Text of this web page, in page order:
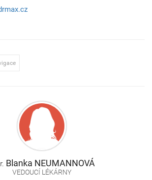
Blanka NEUMANNOVÁ
VEDOUCÍ LÉKÁRNY